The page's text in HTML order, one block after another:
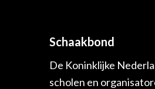
Schaakbond
De Koninklijke
scholen en